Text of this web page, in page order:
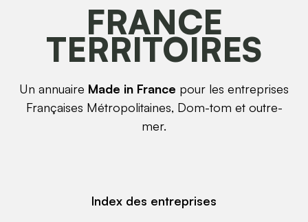
FRANCE
TERRITOIRES
Un annuaire Made in France pour les entreprises
Françaises Métropolitaines, Dom-tom et outre-
mer.
Index des entreprises